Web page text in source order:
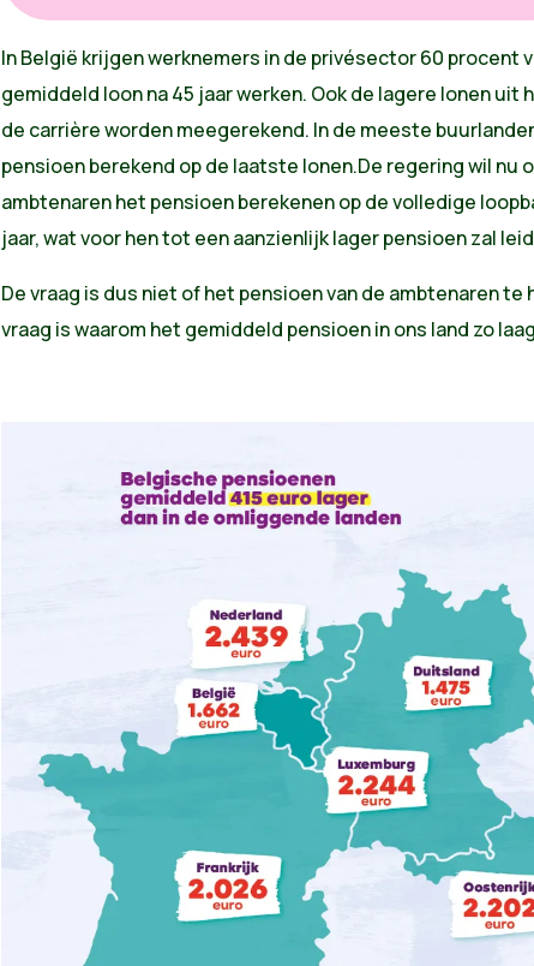
In België krijgen werknemers in de privésector 60 procent
gemiddeld loon na 45 jaar werken. Ook de lagere lonen uit
de carrière worden meegerekend. In de meeste
pensioen berekend op de laatste lonen.De regering wil nu
ambtenaren het pensioen berekenen op de volledige
jaar, wat voor hen tot een aanzienlijk lager pensioen zal
De vraag is dus niet of het pensioen van de ambtenaren te
vraag is waarom het gemiddeld pensioen in ons land zo